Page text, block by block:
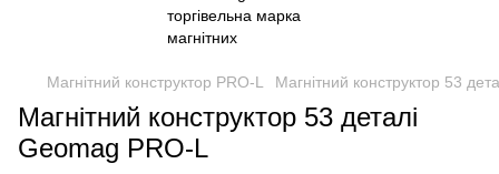
Магнітний конструктор PRO-L Магнітний конструктор 53
Магнітний конструктор 53 деталі
Geomag PRO-L